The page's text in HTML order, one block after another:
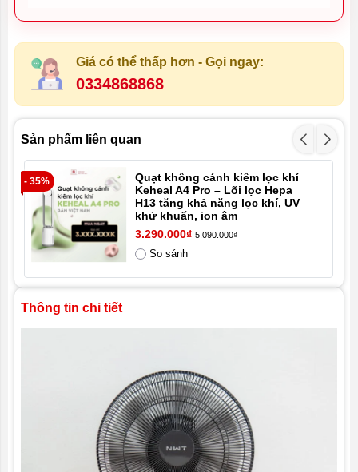
Giá có thể thấp hơn - Gọi ngay:
0334868868
Sản phẩm liên quan
- 35%
Quạt không cánh kiêm lọc khí
Keheal A4 Pro – Lõi lọc Hepa
H13 tăng khả năng lọc khí, UV
khử khuẩn, ion âm
3.290.000₫ 5.090.000₫
So sánh
Thông tin chi tiết